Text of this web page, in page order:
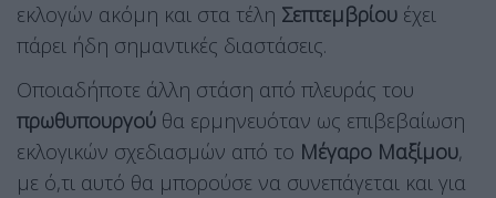
εκλογών ακόμη και στα τέλη Σεπτεμβρίου έχει
πάρει ήδη σημαντικές διαστάσεις.
Οποιαδήποτε άλλη στάση από πλευράς του
πρωθυπουργού θα ερμηνευόταν ως επιβεβαίωση
εκλογικών σχεδιασμών από το Μέγαρο Μαξίμου,
με ό,τι αυτό θα μπορούσε να συνεπάγεται και για